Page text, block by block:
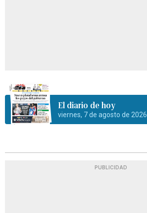
El diario de hoy
viernes, 7 de agosto de 2026
PUBLICIDAD